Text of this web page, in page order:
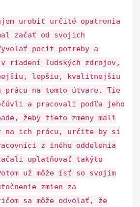
urobiť určité opatrenia
začať od svojich
pocit potreby a
v riadení ľudských zdrojov,
lepšiu, kvalitnejšiu
na tomto útvare. Tie
a pracovali podľa jeho
žeby tieto zmeny mali
na ich prácu, určite by si
z iného oddelenia
uplatňovať takýto
už môže ísť so svojim
zmien za
sa môže odvolať, že